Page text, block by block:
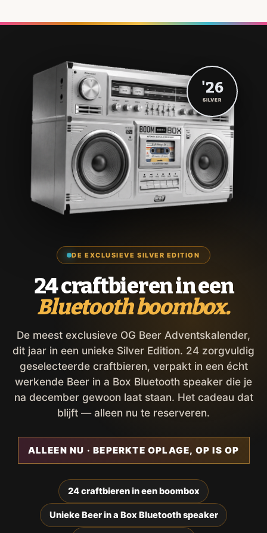
DE EXCLUSIEVE SILVER EDITION
24 craftbieren in een
Bluetooth boombox.
De meest exclusieve OG Beer Adventskalender,
dit jaar in een unieke Silver Edition. 24 zorgvuldig
geselecteerde craftbieren, verpakt in een écht
werkende Beer in a Box Bluetooth speaker die je
na december gewoon laat staan. Het cadeau dat
blijft — alleen nu te reserveren.
ALLEEN NU · BEPERKTE OPLAGE, OP IS OP
24 craftbieren in een boombox
Unieke Beer in a Box Bluetooth speaker
'26
SILVER